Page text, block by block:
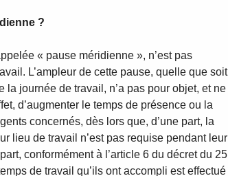
?
« pause méridienne », n’est pas
L’ampleur de cette pause, quelle que soit
la journée de travail, n’a pas pour objet, et ne
d’augmenter le temps de présence ou la
concernés, dès lors que, d’une part, la
lieu de travail n’est pas requise pendant leur
conformément à l’article 6 du décret du 25
de travail qu’ils ont accompli est effectué